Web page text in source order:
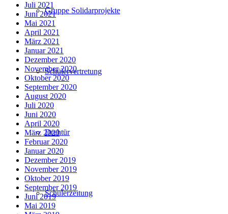
Gruppe Solidarprojekte
Schülervertretung
Drehtür
Schülerzeitung
Juli 2021
Juni 2021
Mai 2021
April 2021
März 2021
Januar 2021
Dezember 2020
November 2020
Oktober 2020
September 2020
August 2020
Juli 2020
Juni 2020
April 2020
März 2020
Februar 2020
Januar 2020
Dezember 2019
November 2019
Oktober 2019
September 2019
Juni 2019
Mai 2019